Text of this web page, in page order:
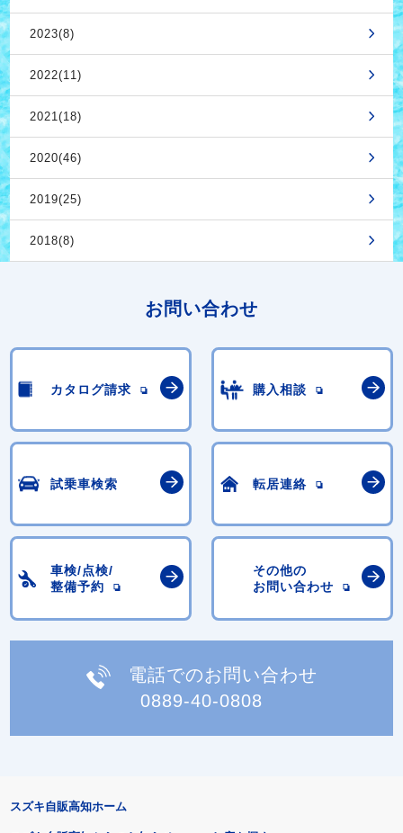
2023(8)
2022(11)
2021(18)
2020(46)
2019(25)
2018(8)
お問い合わせ
カタログ請求 購入相談
試乗車検索 転居連絡
車検/点検/
整備予約
その他の
お問い合わせ
電話でのお問い合わせ
0889-40-0808
スズキ自販高知ホーム